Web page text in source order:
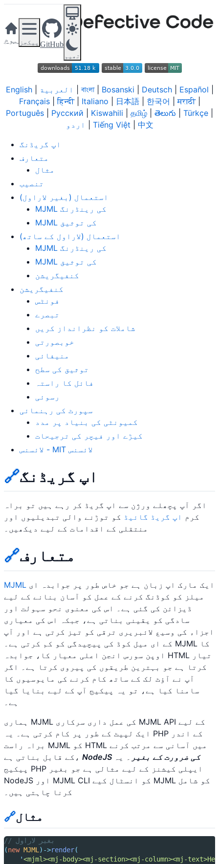
ہوم پیکجز GitHub
تھیم
English| العربية |বাংলা| Bosanski Deutsch| Español
Français|हिन्दी| Italiano 日本語| 한국어 |मराठी|
Português
Русский Kiswahili தமிழ் తెలుగు Türkçe
اردو
Tiếng Việt
中文
اپ گریڈنگ
متعارف
مثال
تنصیب
استعمال (بغیر لاراول)
MJML کی رینڈرنگ
MJML کی توثیق
استعمال (لاراول کے ساتھ)
MJML کی رینڈرنگ
MJML کی توثیق
کنفیگریشن
کنفیگریشن
فونٹس
تبصرے
شاملات کو نظرانداز کریں
خوبصورتی
منیفائی
توثیق کی سطح
فائل کا راستہ
رسوئی
سپورٹ کی رہنمائی
کمیونٹی کی بنیاد پر مدد
کیڑے اور فیچر کی ترجیحات
لائسنس - MIT لائسنس
🔗اپ گریڈنگ
اگر آپ پچھلے ورژن سے اپ گریڈ کر رہے ہیں تو براہ
کرم اپ گریڈ گائیڈ کو توڑنے والی تبدیلیوں اور
منتقلی کے اقدامات کے لیے دیکھیں۔
🔗متعارف
MJML
میلز کو کوڈنگ کرنے کے عمل کو آسان بنانے کے لیے
ڈیزائن کی گئی ہے۔ اس کی معنوی نحو سہولت اور
سادگی کو یقینی بناتی ہے، جبکہ اس کی معیاری
اجزاء کی وسیع لائبریری ترقی کو تیز کرتی ہے اور آپ
کے ای میل کوڈ کی پیچیدگی کو کم کرتی ہے۔ MJML کا
اوپن سورس انجن اعلی معیار کا، جوابدہ HTML تیار
کرتا ہے جو بہترین طریقوں کی پیروی کرتا ہے۔ اگر
آپ نے آؤٹ لک کے ساتھ کام کرنے کی مایوسیوں کا
سامنا کیا ہے، تو یہ پیکیج آپ کے لیے بنایا گیا
ہے۔
ہماری MJML کی عمل داری سرکاری MJML API کے لیے
ایک لپیٹ کے طور پر کام کرتی ہے۔ یہ PHP کے اندر
براہ راست MJML کو HTML میں آسانی سے مرتب کرنے
کے قابل بناتی ہے،
NodeJS کی ضرورت کے بغیر
۔ یہ
پیکیج PHP ایپلی کیشنز کے لیے مثالی ہے جو بغیر
NodeJS اور MJML CLI کو انسٹال کیے MJML کو شامل
کرنا چاہتی ہیں۔
🔗مثال
// بغیر لاراول
(new MJML )->render(
'<mjml><mj-body><mj-section><mj-column><mj-